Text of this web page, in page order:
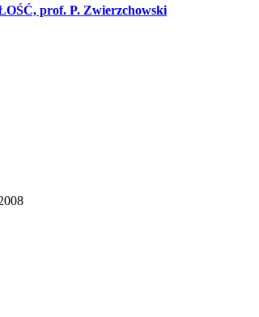
prof. P. Zwierzchowski